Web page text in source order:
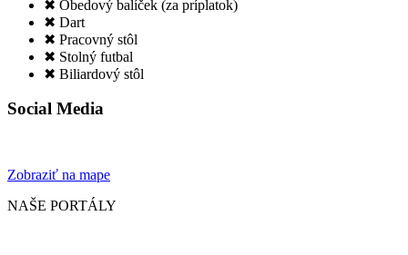
✖ Obedový balíček (za príplatok)
✖ Dart
✖ Pracovný stôl
✖ Stolný futbal
✖ Biliardový stôl
Social Media
Zobraziť na mape
NAŠE PORTÁLY